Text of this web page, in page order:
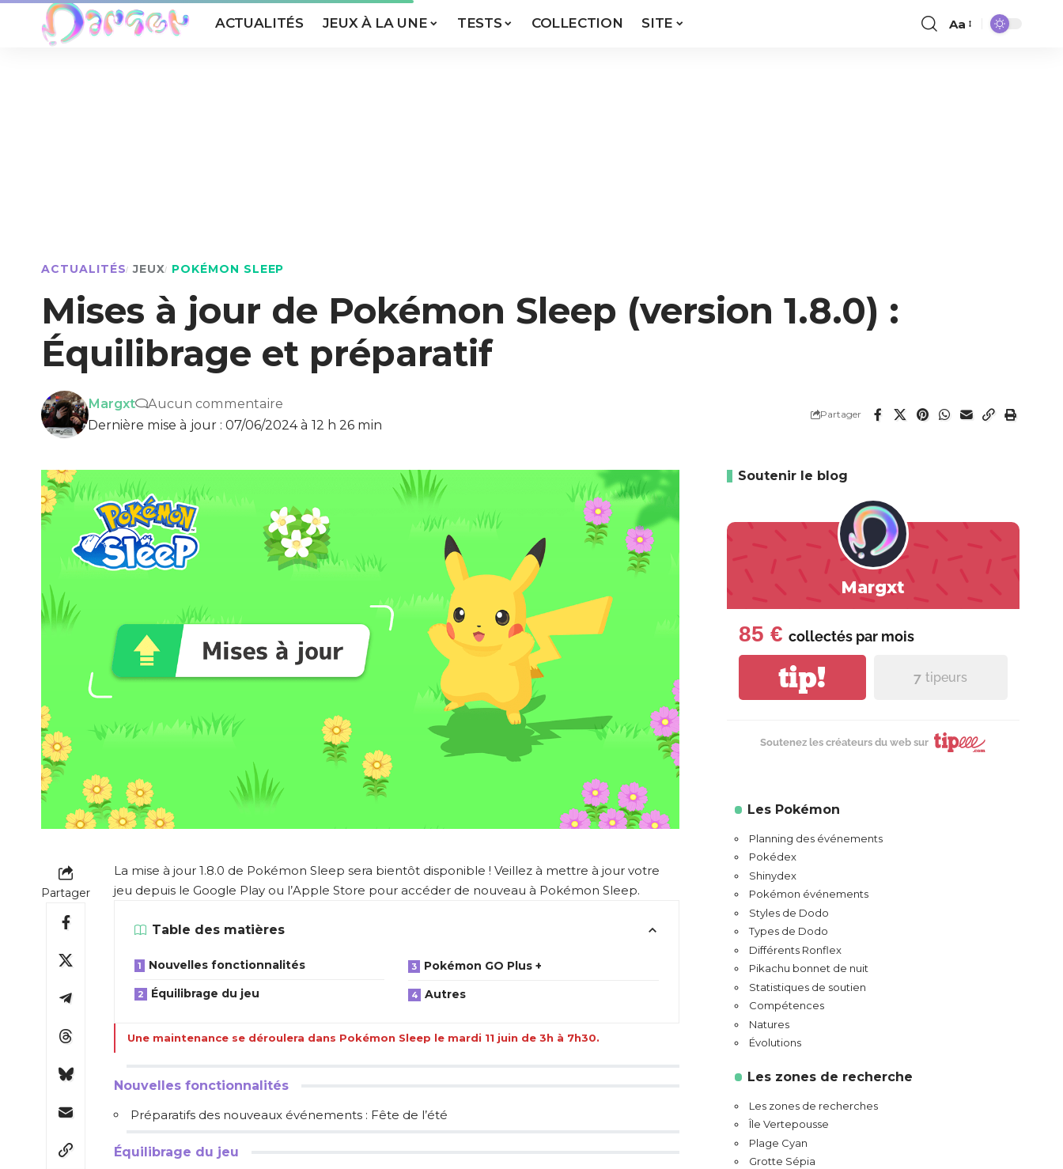
ACTUALITÉS JEUX À LA UNE TESTS COLLECTION SITE Aa
ACTUALITÉS JEUX POKÉMON SLEEP
Mises à jour de Pokémon Sleep (version 1.8.0) :
Équilibrage et préparatif
Dernière mise à jour : 07/06/2024 à 12 h 26 min
Margxt Aucun commentaire
Partager
Partager
La mise à jour 1.8.0 de Pokémon Sleep sera bientôt disponible ! Veillez à mettre à jour votre
jeu depuis le Google Play ou l’Apple Store pour accéder de nouveau à Pokémon Sleep.
Table des matières
Nouvelles fonctionnalités
Équilibrage du jeu
Pokémon GO Plus +
Autres
Une maintenance se déroulera dans Pokémon Sleep le mardi 11 juin de 3h à 7h30.
Nouvelles fonctionnalités
Préparatifs des nouveaux événements : Fête de l’été
Équilibrage du jeu
Soutenir le blog
Margxt
85 € collectés par mois
tip! 7 tipeurs
Soutenez les créateurs du web sur
Les Pokémon
Planning des événements
Pokédex
Shinydex
Pokémon événements
Styles de Dodo
Types de Dodo
Différents Ronflex
Pikachu bonnet de nuit
Statistiques de soutien
Compétences
Natures
Évolutions
Les zones de recherche
Les zones de recherches
Île Vertepousse
Plage Cyan
Grotte Sépia